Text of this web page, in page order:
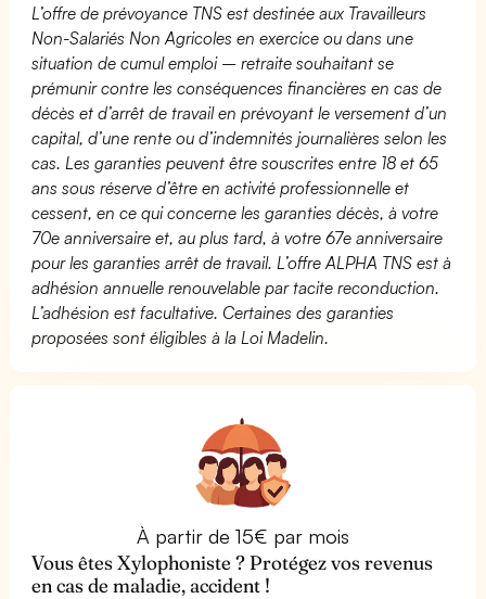
L’offre de prévoyance TNS est destinée aux Travailleurs
Non-Salariés Non Agricoles en exercice ou dans une
situation de cumul emploi – retraite souhaitant se
prémunir contre les conséquences financières en cas de
décès et d’arrêt de travail en prévoyant le versement d’un
capital, d’une rente ou d’indemnités journalières selon les
cas. Les garanties peuvent être souscrites entre 18 et 65
ans sous réserve d’être en activité professionnelle et
cessent, en ce qui concerne les garanties décès, à votre
70e anniversaire et, au plus tard, à votre 67e anniversaire
pour les garanties arrêt de travail. L’offre ALPHA TNS est à
adhésion annuelle renouvelable par tacite reconduction.
L’adhésion est facultative. Certaines des garanties
proposées sont éligibles à la Loi Madelin.
À partir de 15€ par mois
Vous êtes Xylophoniste ? Protégez vos revenus
en cas de maladie, accident !